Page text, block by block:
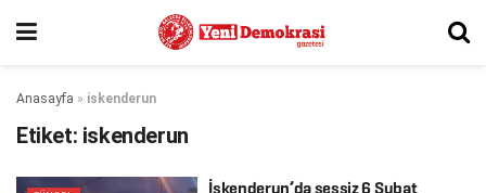
Anasayfa » iskenderun
Etiket: iskenderun
İskenderun’da sessiz 6 Şubat